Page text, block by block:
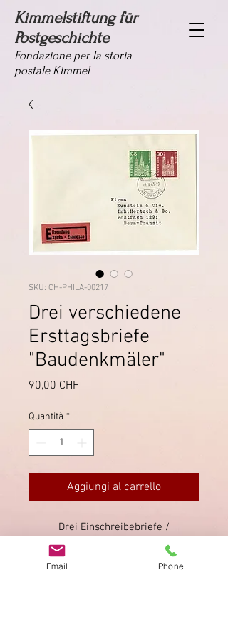
Kimmelstiftung für
Postgeschichte
Fondazione per la storia
postale Kimmel
SKU: CH-PHILA-00217
Drei verschiedene
Ersttagsbriefe
"Baudenkmäler"
90,00 CHF
Quantità *
Aggiungi al carrello
Drei Einschreibebriefe /
Expressbrief der "Baudenkmäler"
von 1963. Ersttagsverwendungen
Email Phone